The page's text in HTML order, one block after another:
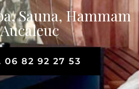
Sauna, Hammam
Aucaleuc
06 82 92 27 53